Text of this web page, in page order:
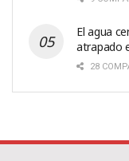
El agua
atrapado
28